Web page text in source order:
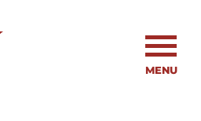
MENU